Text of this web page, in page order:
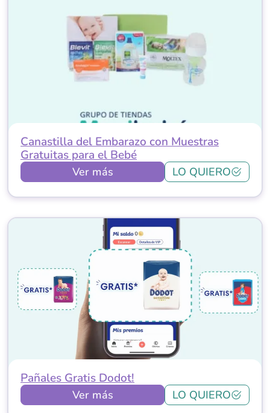
Canastilla del Embarazo con Muestras
Gratuitas para el Bebé
Ver más LO QUIERO
Pañales Gratis Dodot!
Ver más LO QUIERO